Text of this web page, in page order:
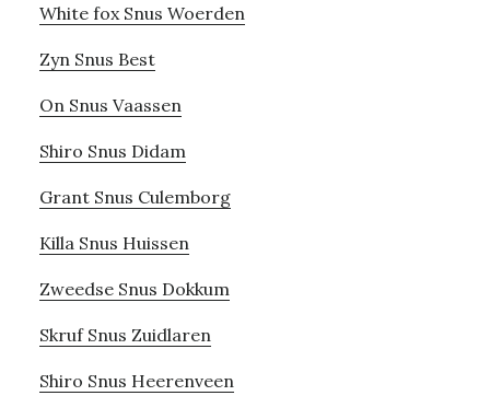
White fox Snus Woerden
Zyn Snus Best
On Snus Vaassen
Shiro Snus Didam
Grant Snus Culemborg
Killa Snus Huissen
Zweedse Snus Dokkum
Skruf Snus Zuidlaren
Shiro Snus Heerenveen